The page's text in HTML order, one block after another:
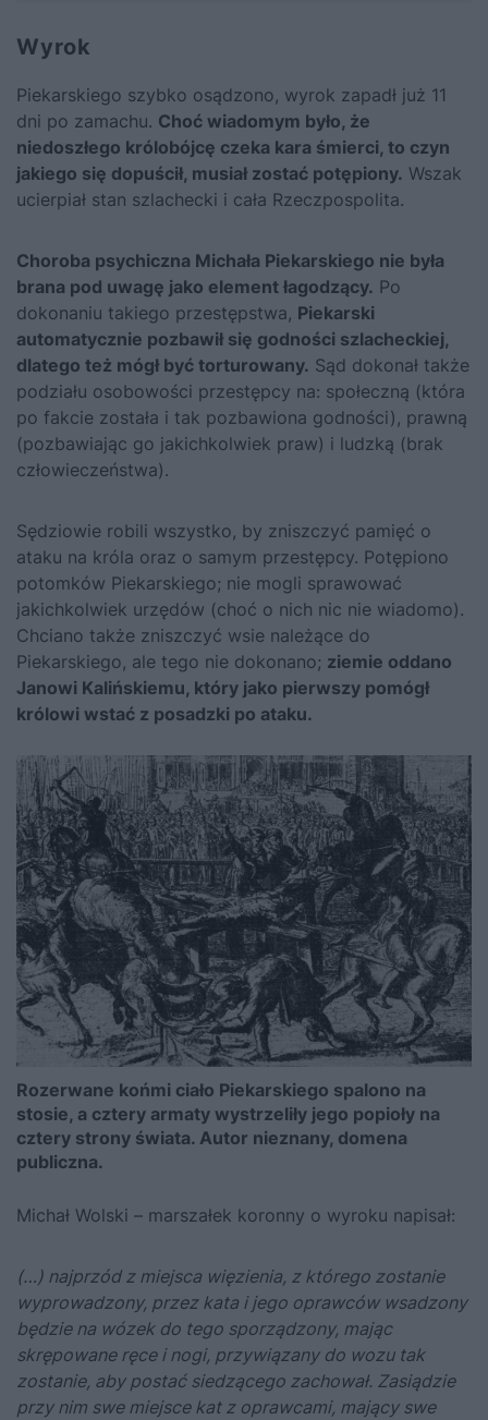
Wyrok
Piekarskiego szybko osądzono, wyrok zapadł już 11
dni po zamachu. Choć wiadomym było, że
niedoszłego królobójcę czeka kara śmierci, to czyn
jakiego się dopuścił, musiał zostać potępiony. Wszak
ucierpiał stan szlachecki i cała Rzeczpospolita.
Choroba psychiczna Michała Piekarskiego nie była
brana pod uwagę jako element łagodzący. Po
dokonaniu takiego przestępstwa, Piekarski
automatycznie pozbawił się godności szlacheckiej,
dlatego też mógł być torturowany. Sąd dokonał także
podziału osobowości przestępcy na: społeczną (która
po fakcie została i tak pozbawiona godności), prawną
(pozbawiając go jakichkolwiek praw) i ludzką (brak
człowieczeństwa).
Sędziowie robili wszystko, by zniszczyć pamięć o
ataku na króla oraz o samym przestępcy. Potępiono
potomków Piekarskiego; nie mogli sprawować
jakichkolwiek urzędów (choć o nich nic nie wiadomo).
Chciano także zniszczyć wsie należące do
Piekarskiego, ale tego nie dokonano; ziemie oddano
Janowi Kalińskiemu, który jako pierwszy pomógł
królowi wstać z posadzki po ataku.
Rozerwane końmi ciało Piekarskiego spalono na
stosie, a cztery armaty wystrzeliły jego popioły na
cztery strony świata. Autor nieznany, domena
publiczna.
Michał Wolski – marszałek koronny o wyroku napisał:
(…) najprzód z miejsca więzienia, z którego zostanie
wyprowadzony, przez kata i jego oprawców wsadzony
będzie na wózek do tego sporządzony, mając
skrępowane ręce i nogi, przywiązany do wozu tak
zostanie, aby postać siedzącego zachował. Zasiądzie
przy nim swe miejsce kat z oprawcami, mający swe